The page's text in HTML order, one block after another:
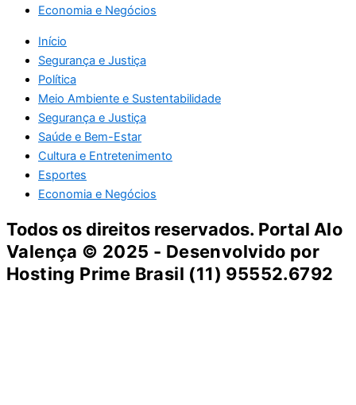
Economia e Negócios
Início
Segurança e Justiça
Política
Meio Ambiente e Sustentabilidade
Segurança e Justiça
Saúde e Bem-Estar
Cultura e Entretenimento
Esportes
Economia e Negócios
Todos os direitos reservados. Portal Alo
Valença © 2025 - Desenvolvido por
Hosting Prime Brasil (11) 95552.6792